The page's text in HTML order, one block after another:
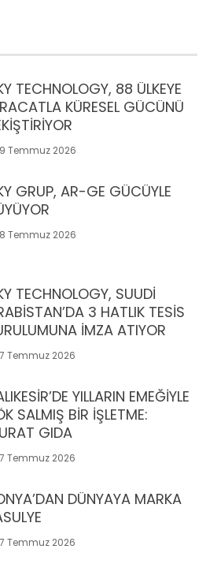
TECHNOLOGY, 88 ÜLKEYE
KÜRESEL GÜCÜNÜ
9 Temmuz 2026
GRUP, AR-GE GÜCÜYLE
8 Temmuz 2026
TECHNOLOGY, SUUDİ
3 HATLIK TESİS
İMZA ATIYOR
7 Temmuz 2026
YILLARIN EMEĞİYLE
SALMIŞ BİR İŞLETME:
GIDA
7 Temmuz 2026
DÜNYAYA MARKA
7 Temmuz 2026